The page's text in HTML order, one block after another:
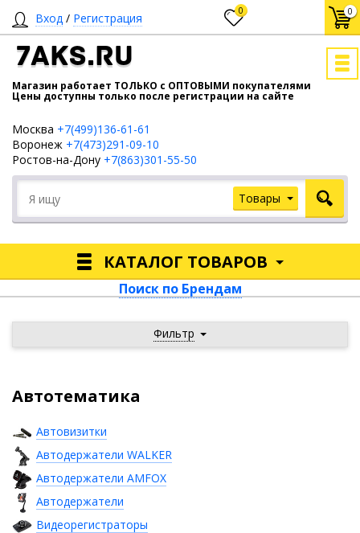
Вход / Регистрация 0 0
7AKS.RU
Магазин работает ТОЛЬКО с ОПТОВЫМИ покупателями
Цены доступны только после регистрации на сайте
Москва +7(499)136-61-61
Воронеж +7(473)291-09-10
Ростов-на-Дону +7(863)301-55-50
Товары
КАТАЛОГ ТОВАРОВ
Поиск по Брендам
Фильтр
Автотематика
Автовизитки
Автодержатели WALKER
Автодержатели AMFOX
Автодержатели
Видеорегистраторы